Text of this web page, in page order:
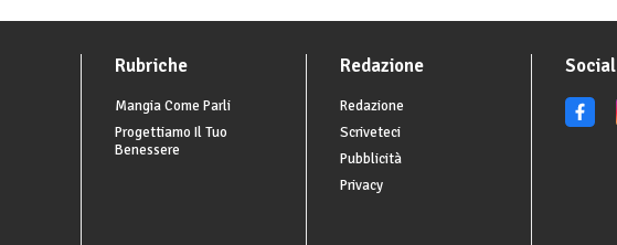
Rubriche
Mangia Come Parli
Progettiamo Il Tuo
Benessere
Redazione
Redazione
Scriveteci
Pubblicità
Privacy
Social